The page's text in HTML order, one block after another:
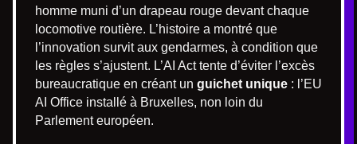
homme muni d’un drapeau rouge devant chaque
locomotive routière. L’histoire a montré que
l’innovation survit aux gendarmes, à condition que
les règles s’ajustent. L’AI Act tente d’éviter l’excès
bureaucratique en créant un guichet unique : l’EU
AI Office installé à Bruxelles, non loin du
Parlement européen.